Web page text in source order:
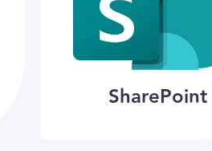
SharePoint